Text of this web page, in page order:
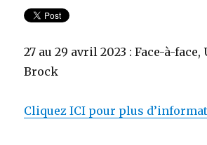
27 au 29 avril 2023 : Face-à-
Brock
Cliquez ICI pour plus